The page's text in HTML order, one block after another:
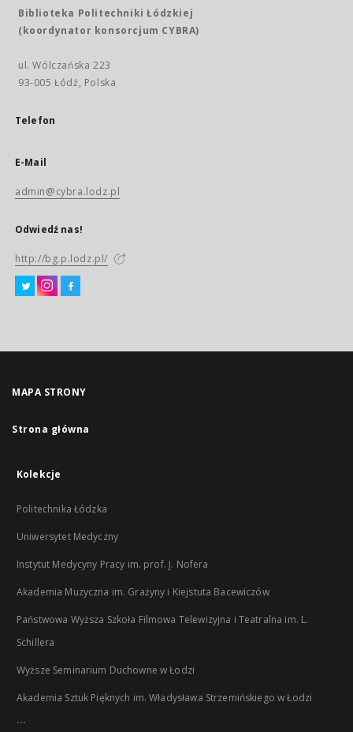
Biblioteka Politechniki Łódzkiej
(koordynator konsorcjum CYBRA)
ul. Wólczańska 223
93-005 Łódź, Polska
Telefon
E-Mail
admin@cybra.lodz.pl
Odwiedź nas!
http://bg.p.lodz.pl/
MAPA STRONY
Strona główna
Kolekcje
Politechnika Łódzka
Uniwersytet Medyczny
Instytut Medycyny Pracy im. prof. J. Nofera
Akademia Muzyczna im. Grażyny i Kiejstuta Bacewiczów
Państwowa Wyższa Szkoła Filmowa Telewizyjna i Teatralna im. L.
Schillera
Wyższe Seminarium Duchowne w Łodzi
Akademia Sztuk Pięknych im. Władysława Strzemińskiego w Łodzi
...